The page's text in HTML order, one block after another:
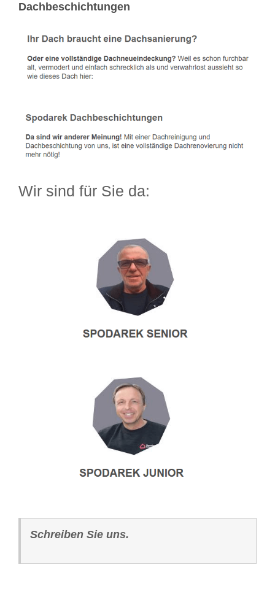
Dachbeschichtungen
Wir sind für Sie da:
Schreiben Sie uns.